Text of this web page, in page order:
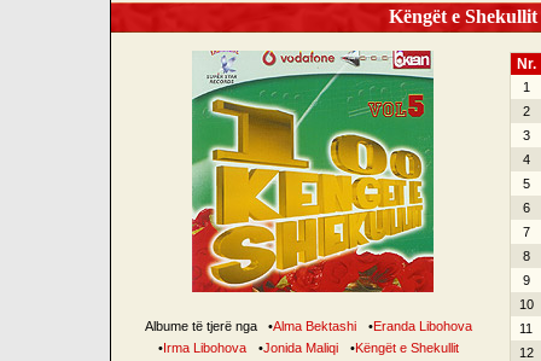
Këngët e
Albume të tjerë nga •Alma Bektashi •Eranda Libohova
•Irma Libohova •Jonida Maliqi •Këngët e Shekullit
Nr.
1
2
3
4
5
6
7
8
9
10
11
12